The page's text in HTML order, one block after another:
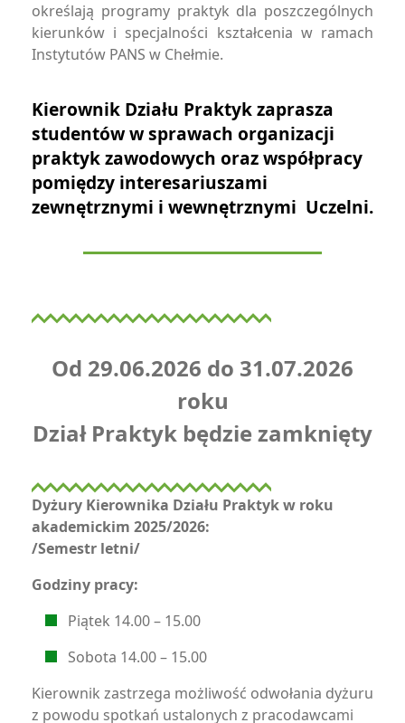
określają programy praktyk dla poszczególnych
kierunków i specjalności kształcenia w ramach
Instytutów PANS w Chełmie.
Kierownik Działu Praktyk zaprasza
studentów w sprawach organizacji
praktyk zawodowych oraz współpracy
pomiędzy interesariuszami
zewnętrznymi i wewnętrznymi Uczelni.
Od 29.06.2026 do 31.07.2026
roku
Dział Praktyk będzie zamknięty
Dyżury Kierownika Działu Praktyk w roku
akademickim 2025/2026:
/Semestr letni/
Godziny pracy:
Piątek 14.00 – 15.00
Sobota 14.00 – 15.00
Kierownik zastrzega możliwość odwołania dyżuru
z powodu spotkań ustalonych z pracodawcami